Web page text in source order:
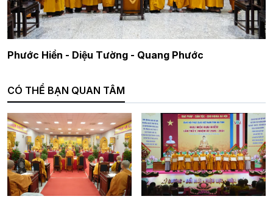
Phước Hiền - Diệu Tường - Quang Phước
CÓ THỂ BẠN QUAN TÂM